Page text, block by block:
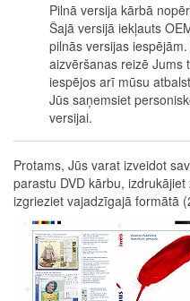
Pilnā versija kārbā
Šajā versijā iekļauts
pilnās versijas
aizvēršanas reizē Jums
iespējos arī mūsu
Jūs saņemsiet
versijai.
Protams, Jūs varat izveidot
parastu DVD kārbu,
izgrieziet vajadzīgajā formātā